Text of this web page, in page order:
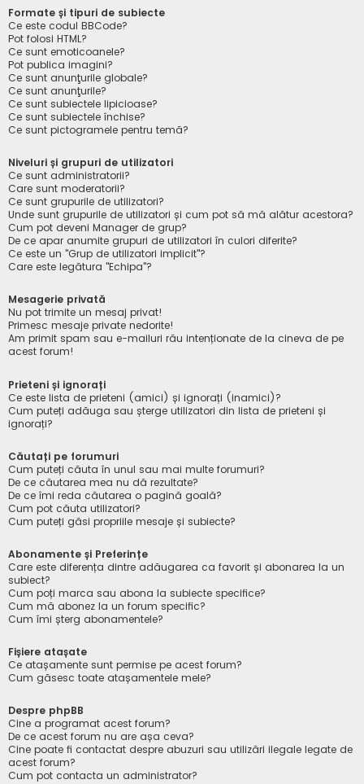
Formate și tipuri de subiecte
Ce este codul BBCode?
Pot folosi HTML?
Ce sunt emoticoanele?
Pot publica imagini?
Ce sunt anunţurile globale?
Ce sunt anunţurile?
Ce sunt subiectele lipicioase?
Ce sunt subiectele închise?
Ce sunt pictogramele pentru temă?
Niveluri și grupuri de utilizatori
Ce sunt administratorii?
Care sunt moderatorii?
Ce sunt grupurile de utilizatori?
Unde sunt grupurile de utilizatori și cum pot să mă alătur acestora?
Cum pot deveni Manager de grup?
De ce apar anumite grupuri de utilizatori în culori diferite?
Ce este un "Grup de utilizatori implicit"?
Care este legătura "Echipa"?
Mesagerie privată
Nu pot trimite un mesaj privat!
Primesc mesaje private nedorite!
Am primit spam sau e-mailuri rău intenționate de la cineva de pe
acest forum!
Prieteni și ignorați
Ce este lista de prieteni (amici) și ignorați (inamici)?
Cum puteți adăuga sau șterge utilizatori din lista de prieteni și
ignorați?
Căutați pe forumuri
Cum puteți căuta în unul sau mai multe forumuri?
De ce căutarea mea nu dă rezultate?
De ce îmi reda căutarea o pagină goală?
Cum pot căuta utilizatori?
Cum puteți găsi propriile mesaje și subiecte?
Abonamente și Preferințe
Care este diferența dintre adăugarea ca favorit și abonarea la un
subiect?
Cum poți marca sau abona la subiecte specifice?
Cum mă abonez la un forum specific?
Cum îmi șterg abonamentele?
Fișiere atașate
Ce atașamente sunt permise pe acest forum?
Cum găsesc toate atașamentele mele?
Despre phpBB
Cine a programat acest forum?
De ce acest forum nu are așa ceva?
Cine poate fi contactat despre abuzuri sau utilizări ilegale legate de
acest forum?
Cum pot contacta un administrator?